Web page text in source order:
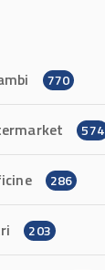
770
574
286
203